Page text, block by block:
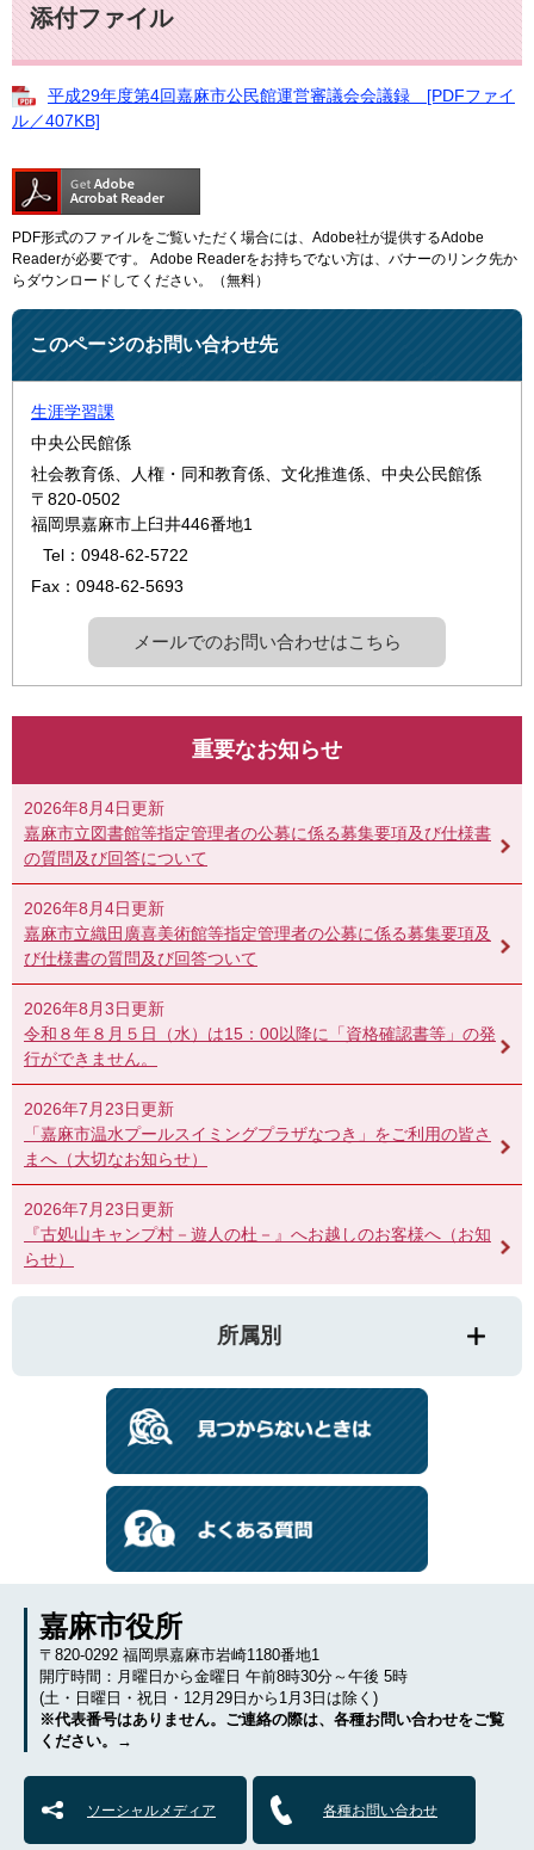
添付ファイル
平成29年度第4回嘉麻市公民館運営審議会会議録 [PDFファイ
ル／407KB]
PDF形式のファイルをご覧いただく場合には、Adobe社が提供するAdobe
Readerが必要です。
Adobe Readerをお持ちでない方は、バナーのリンク先か
らダウンロードしてください。（無料）
このページのお問い合わせ先
生涯学習課
中央公民館係
社会教育係、人権・同和教育係、文化推進係、中央公民館係
〒820-0502
福岡県嘉麻市上臼井446番地1
Tel：0948-62-5722
Fax：0948-62-5693
メールでのお問い合わせはこちら
重要なお知らせ
2026年8月4日更新
嘉麻市立図書館等指定管理者の公募に係る募集要項及び仕様書
の質問及び回答について
2026年8月4日更新
嘉麻市立織田廣喜美術館等指定管理者の公募に係る募集要項及
び仕様書の質問及び回答ついて
2026年8月3日更新
令和８年８月５日（水）は15：00以降に「資格確認書等」の発
行ができません。
2026年7月23日更新
「嘉麻市温水プールスイミングプラザなつき」をご利用の皆さ
まへ（大切なお知らせ）
2026年7月23日更新
『古処山キャンプ村－遊人の杜－』へお越しのお客様へ（お知
らせ）
所属別
嘉麻市役所
〒820-0292 福岡県嘉麻市岩崎1180番地1
開庁時間：月曜日から金曜日 午前8時30分～午後 5時
(土・日曜日・祝日・12月29日から1月3日は除く)
※代表番号はありません。ご連絡の際は、各種お問い合わせをご覧
ください。→
ソーシャルメディア 各種お問い合わせ